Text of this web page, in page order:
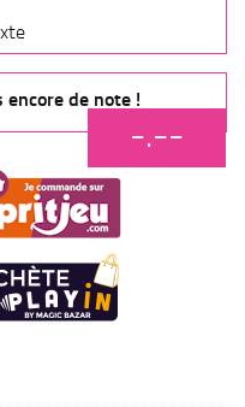
encore de note !
-.--